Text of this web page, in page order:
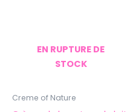
EN RUPTURE DE
STOCK
Creme of Nature